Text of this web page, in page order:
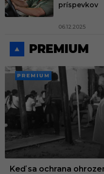
príspevkov
06.12.2025
PREMIUM
PREMI
UM
Keď sa ochrana